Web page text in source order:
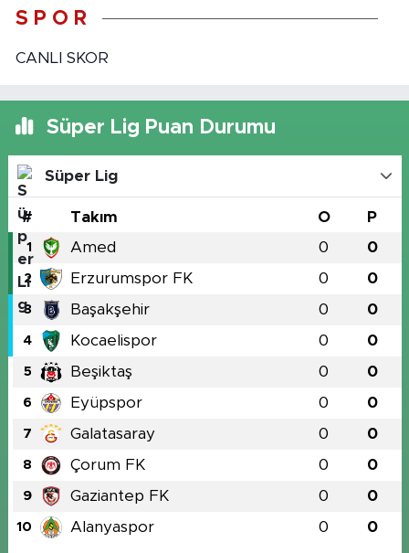
S P O R
CANLI SKOR
Süper Lig Puan Durumu
Süper Lig
# Takım O P
1 Amed 0 0
2 Erzurumspor FK 0 0
3 Başakşehir 0 0
4 Kocaelispor 0 0
5 Beşiktaş 0 0
6 Eyüpspor 0 0
7 Galatasaray 0 0
8 Çorum FK 0 0
9 Gaziantep FK 0 0
10 Alanyaspor 0 0